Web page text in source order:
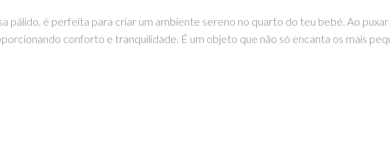
pálido, é perfeita para criar um ambiente sereno no quarto do teu bebé. Ao
conforto e tranquilidade. É um objeto que não só encanta os mais